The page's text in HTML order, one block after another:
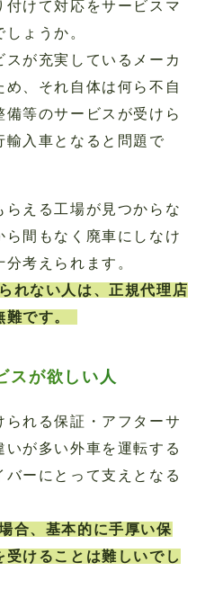
けて対応をサービスマ
ょうか。
スが充実しているメーカ
、それ自体は何ら不自
等のサービスが受けら
輸入車となると問題で
える工場が見つからな
間もなく廃車にしなけ
考えられます。
れない人は、正規代理店
です。
スが欲しい人
れる保証・アフターサ
が多い外車を運転する
ーにとって支えとなる
合、基本的に手厚い保
けることは難しいでし